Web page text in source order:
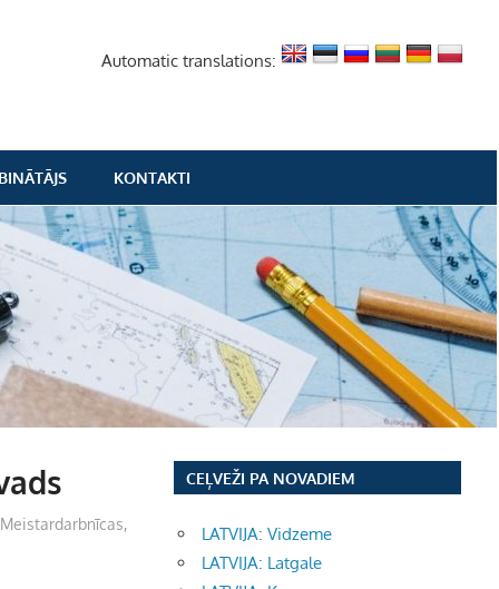
Automatic translations:
KONTAKTI
Meistardarbnīcas,
CEĻVEŽI PA NOVADIEM
LATVIJA: Vidzeme
LATVIJA: Latgale